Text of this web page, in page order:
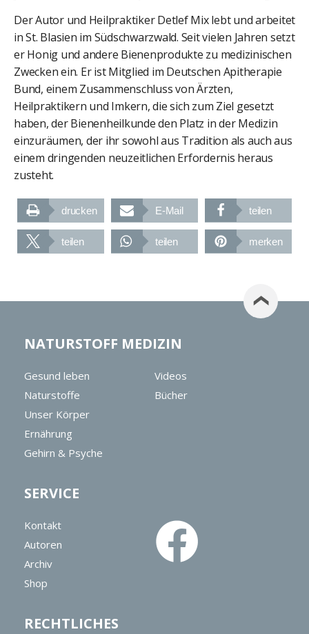
Der Autor und Heilpraktiker Detlef Mix lebt und arbeitet
in St. Blasien im Südschwarzwald. Seit vielen Jahren setzt
er Honig und andere Bienenprodukte zu medizinischen
Zwecken ein. Er ist Mitglied im Deutschen Apitherapie
Bund, einem Zusammenschluss von Ärzten,
Heilpraktikern und Imkern, die sich zum Ziel gesetzt
haben, der Bienenheilkunde den Platz in der Medizin
einzuräumen, der ihr sowohl aus Tradition als auch aus
einem dringenden neuzeitlichen Erfordernis heraus
zusteht.
drucken E-Mail teilen
teilen teilen merken
NATURSTOFF MEDIZIN
Gesund leben
Naturstoffe
Unser Körper
Ernährung
Gehirn & Psyche
Videos
Bücher
SERVICE
Kontakt
Autoren
Archiv
Shop
RECHTLICHES